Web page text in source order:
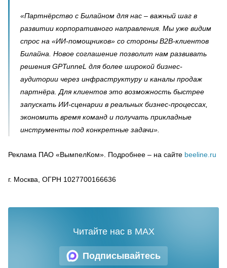
«Партнёрство с Билайном для нас – важный шаг в
развитии корпоративного направления. Мы уже видим
спрос на «ИИ-помощников» со стороны B2B-клиентов
Билайна. Новое соглашение позволит нам развивать
решения GPTunneL для более широкой бизнес-
аудитории через инфраструктуру и каналы продаж
партнёра. Для клиентов это возможность быстрее
запускать ИИ-сценарии в реальных бизнес-процессах,
экономить время команд и получать прикладные
инструменты под конкретные задачи».
Реклама ПАО «ВымпелКом». Подробнее – на сайте beeline.ru
г. Москва, ОГРН 1027700166636
Подписывайтесь
Читайте нас в MAX